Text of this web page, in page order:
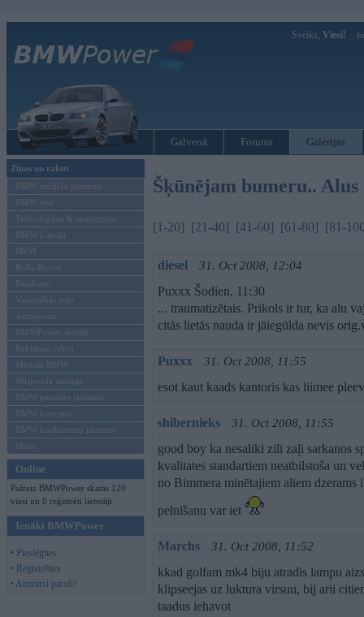
Sveiks, Viesi!
Galvenā Forums Galerijas
Ziņas un raksti
BMW modeļu jaunumi
BMW testi
Tehnoloģijas & sasniegumi
BMW Latvijā
MINI
Rolls-Royce
Pasākumi
Vadāmības tests
Autosports
BMWPower aktuāli
Reklāmas raksti
Mēneša BMW
Sērijveida tūnings
BMW pasaules jaunumi
BMW koncepti
BMW konkurentu jaunumi
Moto
Online
Pašreiz BMWPower skatās 120
viesi un 0 reģistrēti lietotāji.
Ienākt BMWPower
• Pieslēgties
• Reģistrēties
• Aizmirsi paroli?
Šķūnējam bumeru.. Alus
[1-20] [21-40] [41-60] [61-80] [81-
diesel 31. Oct 2008, 12:04
Puxxx Šodien, 11:30
... traumatizētais. Prikols ir tur, ka alu
citās lietās nauda ir jāiegūlda nevis
Puxxx 31. Oct 2008, 11:55
esot kaut kaads kantoris kas liimee
shibernieks 31. Oct 2008, 11:55
good boy ka nesaliki zili zaļi sarkanos
kvalitates standartiem neatbilstoša un
no Bimmera minētajiem aliem dzerams
pelnīšanu var iet
Marchs 31. Oct 2008, 11:52
kkad golfam mk4 biju atradis lampu
klipseejas uz luktura virsuu, bij arii
taadus iehavot